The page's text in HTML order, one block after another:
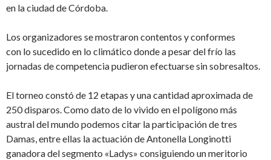
en la ciudad de Córdoba.
Los organizadores se mostraron contentos y conformes
con lo sucedido en lo climático donde a pesar del frío las
jornadas de competencia pudieron efectuarse sin sobresaltos.
El torneo constó de 12 etapas y una cantidad aproximada de
250 disparos. Como dato de lo vivido en el polígono más
austral del mundo podemos citar la participación de tres
Damas, entre ellas la actuación de Antonella Longinotti
ganadora del segmento «Ladys» consiguiendo un meritorio